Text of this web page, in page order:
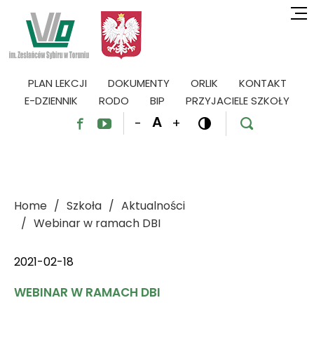
PLAN LEKCJI DOKUMENTY ORLIK
KONTAKT
E-DZIENNIK
RODO BIP PRZYJACIELE SZKOŁY
  - A +  
Home Szkoła
Aktualności
Webinar w ramach DBI
2021-02-18
WEBINAR W RAMACH DBI